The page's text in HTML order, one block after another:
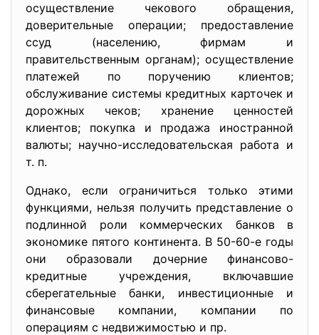
осуществление чекового обращения,
доверительные операции; предоставление
ссуд (населению, фирмам и
правительственным органам); осуществление
платежей по поручению клиентов;
обслуживание системы кредитных карточек и
дорожных чеков; хранение ценностей
клиентов; покупка и продажа иностранной
валюты; научно-исследовательская работа и
т. п.
Однако, если ограничиться только этими
функциями, нельзя получить представление о
подлинной роли коммерческих банков в
экономике пятого континента. В 50-60-е годы
они образовали дочерние финансово-
кредитные учреждения, включавшие
сберегательные банки, инвестиционные и
финансовые компании, компании по
операциям с недвижимостью и пр.